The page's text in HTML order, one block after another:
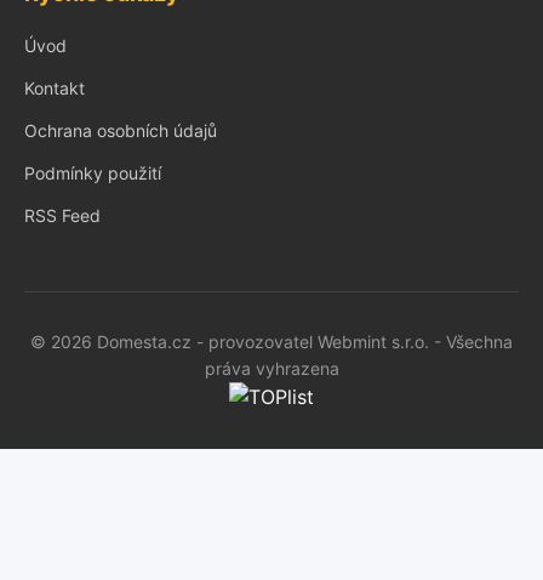
Úvod
Kontakt
Ochrana osobních údajů
Podmínky použití
RSS Feed
© 2026 Domesta.cz - provozovatel Webmint s.r.o. - Všechna
práva vyhrazena